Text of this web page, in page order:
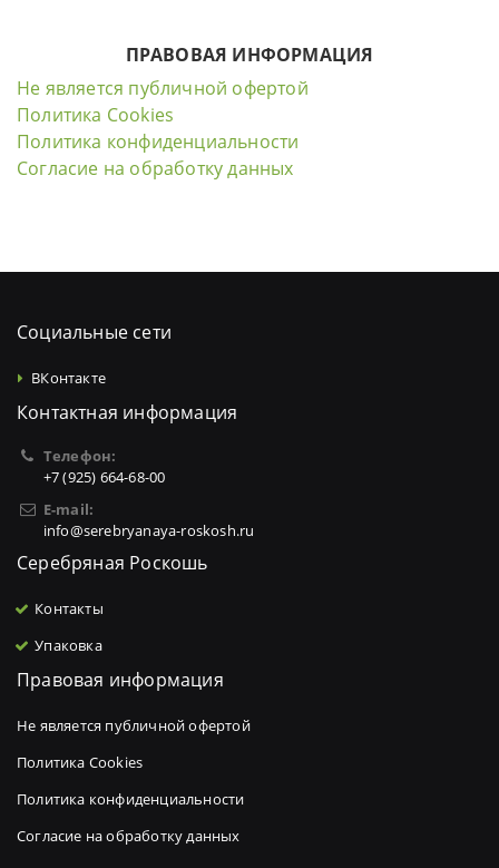
ПРАВОВАЯ ИНФОРМАЦИЯ
Не является публичной офертой
Политика Cookies
Политика конфиденциальности
Согласие на обработку данных
Социальные сети
ВКонтакте
Контактная информация
Телефон:
+7 (925) 664-68-00
E-mail:
info@serebryanaya-roskosh.ru
Серебряная Роскошь
Контакты
Упаковка
Правовая информация
Не является публичной офертой
Политика Cookies
Политика конфиденциальности
Согласие на обработку данных